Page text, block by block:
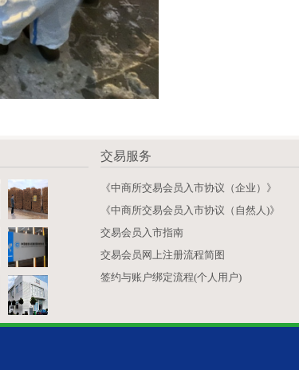
交易服务
《中商所交易会员入市协议（企业）》
《中商所交易会员入市协议（自然人)》
交易会员入市指南
交易会员网上注册流程简图
签约与账户绑定流程(个人用户)